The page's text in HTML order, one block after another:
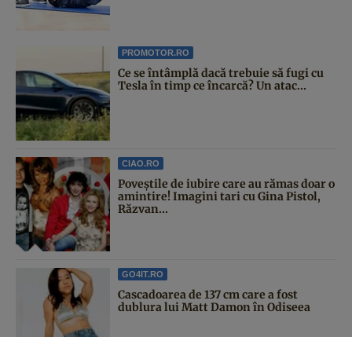
PROMOTOR.RO
Ce se întâmplă dacă trebuie să fugi cu
Tesla în timp ce încarcă? Un atac...
CIAO.RO
Poveştile de iubire care au rămas doar o
amintire! Imagini tari cu Gina Pistol,
Răzvan...
GO4IT.RO
Cascadoarea de 137 cm care a fost
dublura lui Matt Damon în Odiseea